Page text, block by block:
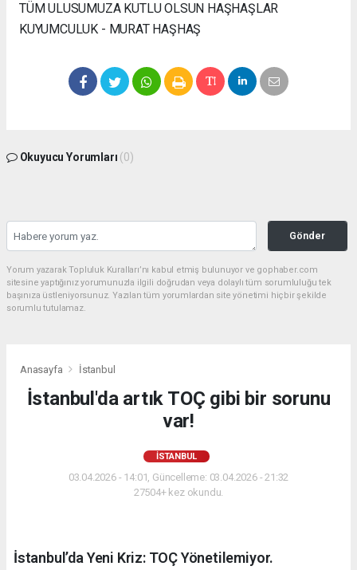
TÜM ULUSUMUZA KUTLU OLSUN HAŞHAŞLAR
KUYUMCULUK - MURAT HAŞHAŞ
Okuyucu Yorumları (0)
Gönder
Yorum yazarak Topluluk Kuralları’nı kabul etmiş bulunuyor ve gophaber.com
sitesine yaptığınız yorumunuzla ilgili doğrudan veya dolaylı tüm sorumluluğu tek
başınıza üstleniyorsunuz. Yazılan tüm yorumlardan site yönetimi hiçbir şekilde
sorumlu tutulamaz.
Anasayfa İstanbul
İstanbul'da artık TOÇ gibi bir sorunu
var!
İSTANBUL
03.04.2026 - 14:01, Güncelleme: 03.04.2026 - 21:32
27504+ kez okundu.
İstanbul’da Yeni Kriz: TOÇ Yönetilemiyor.